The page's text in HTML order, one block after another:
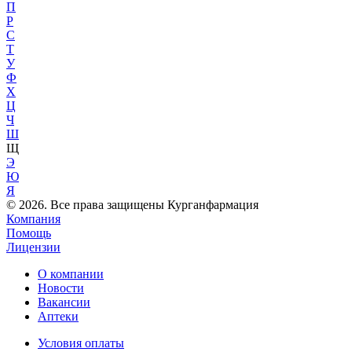
П
Р
С
Т
У
Ф
Х
Ц
Ч
Ш
Щ
Э
Ю
Я
© 2026. Все права защищены Курганфармация
Компания
Помощь
Лицензии
О компании
Новости
Вакансии
Аптеки
Условия оплаты